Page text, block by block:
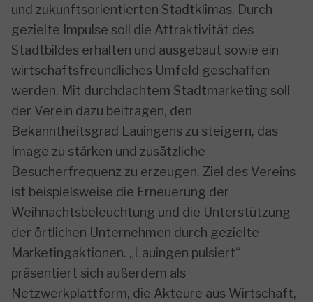
und zukunftsorientierten Stadtklimas. Durch
gezielte Impulse soll die Attraktivität des
Stadtbildes erhalten und ausgebaut sowie ein
wirtschaftsfreundliches Umfeld geschaffen
werden. Mit durchdachtem Stadtmarketing soll
der Verein dazu beitragen, den
Bekanntheitsgrad Lauingens zu steigern, das
Image zu stärken und zusätzliche
Besucherfrequenz zu erzeugen. Ziel des Vereins
ist beispielsweise die Erneuerung der
Weihnachtsbeleuchtung und die Unterstützung
der örtlichen Unternehmen durch gezielte
Marketingaktionen. „Lauingen pulsiert“
präsentiert sich außerdem als
Netzwerkplattform, die Akteure aus Wirtschaft,